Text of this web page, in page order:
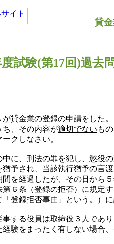
貸
試験(第17回)過去問
が貸金業の登録の申請をした
、その内容が適切でない も
クしなさい。
に、刑法の罪を犯し、懲役の
予され、当該執行猶予の言
間を経過したが、その日から
第６条（登録の拒否）に規定
登録拒否事由」という。）に
する役員は取締役３人であり
経験をまったく有しない場合